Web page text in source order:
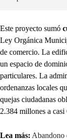
Este proyecto sumó
Ley Orgánica
de comercio. La
un espacio de
particulares. La
ordenanzas locales
quejas ciudadanas
2.384 millones a
Lea más: Abandono